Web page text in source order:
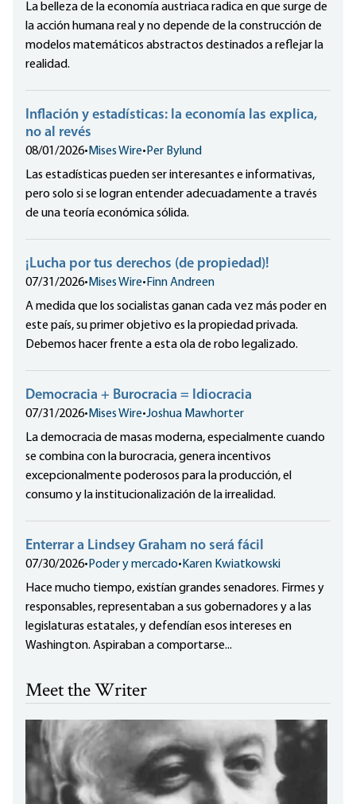
La belleza de la economía austriaca radica en que surge de
la acción humana real y no depende de la construcción de
modelos matemáticos abstractos destinados a reflejar la
realidad.
Inflación y estadísticas: la economía las explica,
no al revés
08/01/2026•Mises Wire•Per Bylund
Las estadísticas pueden ser interesantes e informativas,
pero solo si se logran entender adecuadamente a través
de una teoría económica sólida.
¡Lucha por tus derechos (de propiedad)!
07/31/2026•Mises Wire•Finn Andreen
A medida que los socialistas ganan cada vez más poder en
este país, su primer objetivo es la propiedad privada.
Debemos hacer frente a esta ola de robo legalizado.
Democracia + Burocracia = Idiocracia
07/31/2026•Mises Wire•Joshua Mawhorter
La democracia de masas moderna, especialmente cuando
se combina con la burocracia, genera incentivos
excepcionalmente poderosos para la producción, el
consumo y la institucionalización de la irrealidad.
Enterrar a Lindsey Graham no será fácil
07/30/2026•Poder y mercado•Karen Kwiatkowski
Hace mucho tiempo, existían grandes senadores. Firmes y
responsables, representaban a sus gobernadores y a las
legislaturas estatales, y defendían esos intereses en
Washington. Aspiraban a comportarse...
Meet the Writer